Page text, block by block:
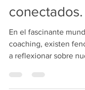
cuerpo y
conectados.
En el fascinante
coaching, existen
a reflexionar sobre